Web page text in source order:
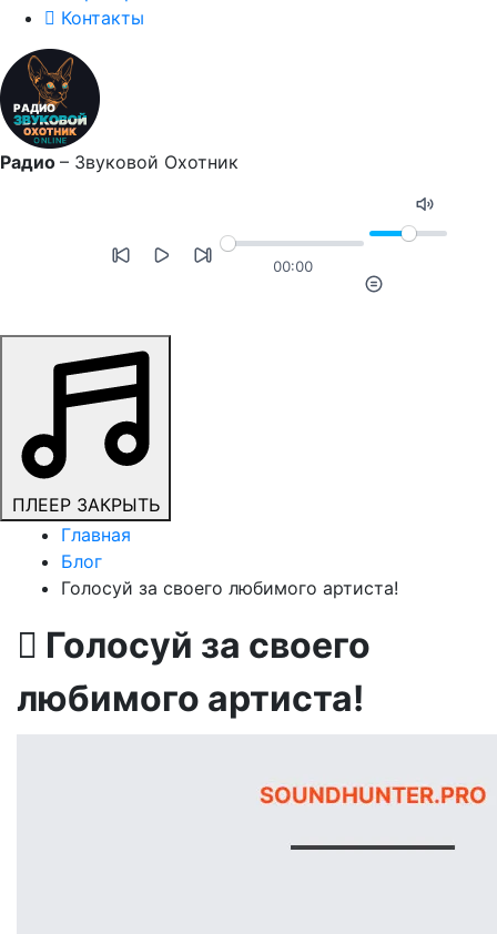
Контакты
Радио – Звуковой Охотник
00:00
ПЛЕЕР ЗАКРЫТЬ
Главная
Блог
Голосуй за своего любимого артиста!
Голосуй за своего
любимого артиста!